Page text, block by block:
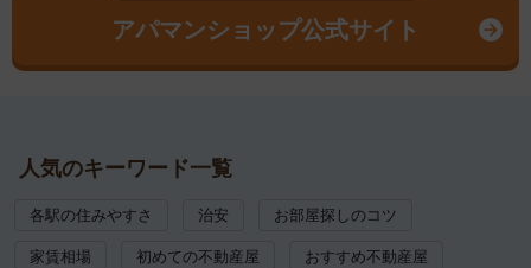
アパマンショップ公式サイト
人気のキーワード一覧
各駅の住みやすさ 治安 お部屋探しのコツ
家賃相場 初めての不動産屋 おすすめ不動産屋